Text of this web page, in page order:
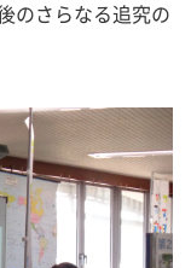
のさらなる追究の